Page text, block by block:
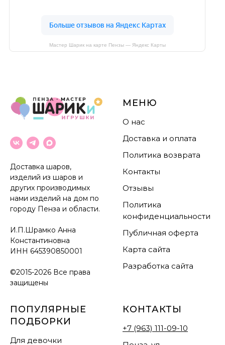
Мастер Шарик на карте Пензы — Яндекс Карты
Доставка шаров,
изделий из шаров и
других производимых
нами изделий на дом по
городу Пенза и области.
И.П.Шрамко Анна
Константиновна
ИНН 645390850001
©2015-2026 Все права
защищены
МЕНЮ
О нас
Доставка и оплата
Политика возврата
Контакты
Отзывы
Политика
конфиденциальности
Публичная оферта
Карта сайта
Разработка сайта
ПОПУЛЯРНЫЕ
ПОДБОРКИ
Для девочки
КОНТАКТЫ
+7 (963) 111-09-10